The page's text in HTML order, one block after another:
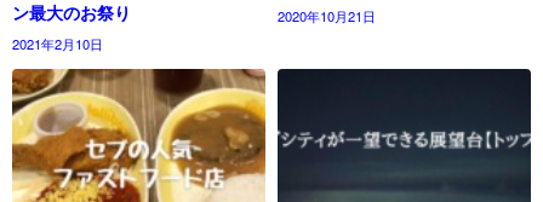
ン最大のお祭り
2021年2月10日
2020年10月21日